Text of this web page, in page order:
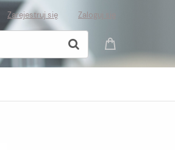
Zarejestruj się Zaloguj się